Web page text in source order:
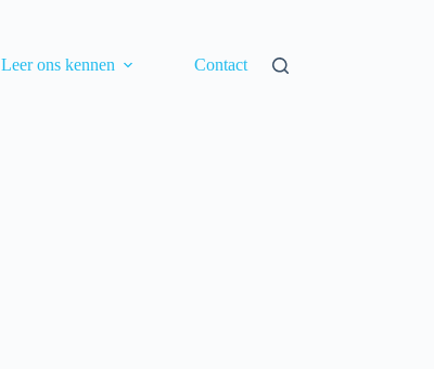
Leer ons kennen Contact